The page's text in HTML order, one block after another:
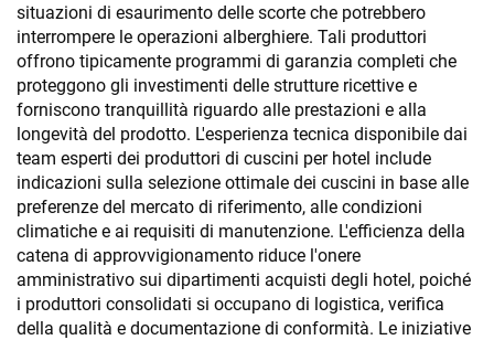
situazioni di esaurimento delle scorte che potrebbero
interrompere le operazioni alberghiere. Tali produttori
offrono tipicamente programmi di garanzia completi che
proteggono gli investimenti delle strutture ricettive e
forniscono tranquillità riguardo alle prestazioni e alla
longevità del prodotto. L'esperienza tecnica disponibile dai
team esperti dei produttori di cuscini per hotel include
indicazioni sulla selezione ottimale dei cuscini in base alle
preferenze del mercato di riferimento, alle condizioni
climatiche e ai requisiti di manutenzione. L'efficienza della
catena di approvvigionamento riduce l'onere
amministrativo sui dipartimenti acquisti degli hotel, poiché
i produttori consolidati si occupano di logistica, verifica
della qualità e documentazione di conformità. Le iniziative